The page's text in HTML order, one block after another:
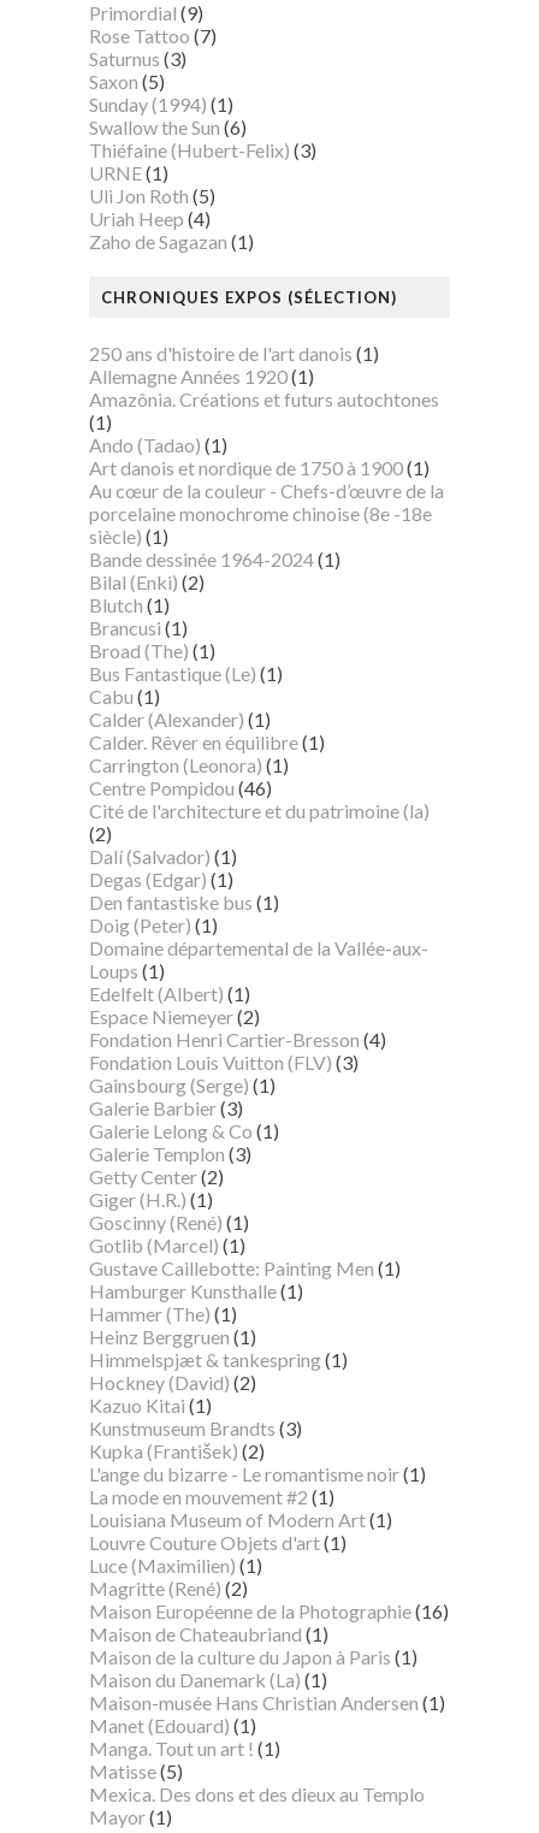
Primordial (9)
Rose Tattoo (7)
Saturnus (3)
Saxon (5)
Sunday (1994) (1)
Swallow the Sun (6)
Thiéfaine (Hubert-Felix) (3)
URNE(1)
Uli Jon Roth (5)
Uriah Heep (4)
Zaho de Sagazan (1)
CHRONIQUES EXPOS (SÉLECTION)
250 ans d'histoire de l'art danois (1)
Allemagne Années 1920(1)
Amazônia. Créations et futurs autochtones
(1)
Ando (Tadao) (1)
Art danois et nordique de 1750 à 1900(1)
Au cœur de la couleur - Chefs-d’œuvre de la
porcelaine monochrome chinoise (8e -18e
siècle) (1)
Bande dessinée 1964-2024(1)
Bilal (Enki) (2)
Blutch (1)
Brancusi (1)
Broad (The) (1)
Bus Fantastique (Le) (1)
Cabu (1)
Calder (Alexander) (1)
Calder. Rêver en équilibre(1)
Carrington (Leonora) (1)
Centre Pompidou (46)
Cité de l'architecture et du patrimoine (la)
(2)
Dalí (Salvador) (1)
Degas (Edgar) (1)
Den fantastiske bus (1)
Doig (Peter) (1)
Domaine départemental de la Vallée-aux-
Loups (1)
Edelfelt (Albert) (1)
Espace Niemeyer(2)
Fondation Henri Cartier-Bresson (4)
Fondation Louis Vuitton (FLV) (3)
Gainsbourg (Serge) (1)
Galerie Barbier(3)
Galerie Lelong & Co (1)
Galerie Templon (3)
Getty Center(2)
Giger (H.R.) (1)
Goscinny (René) (1)
Gotlib (Marcel) (1)
Gustave Caillebotte: Painting Men (1)
Hamburger Kunsthalle(1)
Hammer (The) (1)
Heinz Berggruen (1)
Himmelspjæt & tankespring(1)
Hockney (David) (2)
Kazuo Kitai (1)
Kunstmuseum Brandts (3)
Kupka (František) (2)
L'ange du bizarre - Le romantisme noir(1)
La mode en mouvement #2 (1)
Louisiana Museum of Modern Art(1)
Louvre Couture Objets d'art(1)
Luce (Maximilien) (1)
Magritte (René) (2)
Maison Européenne de la Photographie(16)
Maison de Chateaubriand (1)
Maison de la culture du Japon à Paris (1)
Maison du Danemark (La) (1)
Maison-musée Hans Christian Andersen (1)
Manet (Edouard) (1)
Manga. Tout un art ! (1)
Matisse(5)
Mexica. Des dons et des dieux au Templo
Mayor(1)